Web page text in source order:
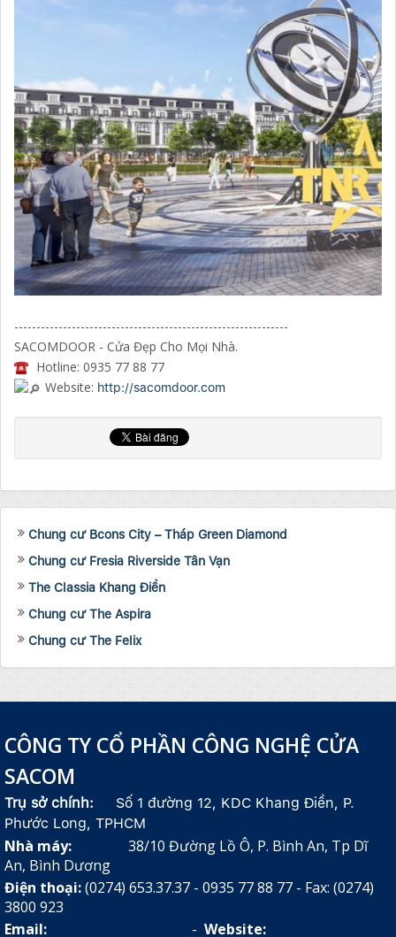
--------------------------------------------------------------
SACOMDOOR - Cửa Đẹp Cho Mọi Nhà.
Hotline: 0935 77 88 77
Website: http://sacomdoor.com
Chung cư Bcons City – Tháp Green Diamond
Chung cư Fresia Riverside Tân Vạn
The Classia Khang Điền
Chung cư The Aspira
Chung cư The Felix
CÔNG TY CỔ PHẦN CÔNG NGHỆ CỬA
SACOM
Trụ sở chính:
Số 1 đường 12, KDC Khang Điền, P.
Phước Long, TPHCM
Nhà máy: 38/10 Đường Lồ Ô, P. Bình An, Tp Dĩ
An, Bình Dương
Điện thoại:(0274) 653.37.37 - 0935 77 88 77 - Fax: (0274)
3800 923
Email:
- Website: